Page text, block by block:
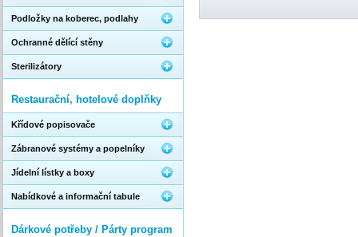
Podložky na koberec, podlahy
Ochranné dělící stěny
Sterilizátory
Restaurační, hotelové doplňky
Křídové popisovače
Zábranové systémy a popelníky
Jídelní lístky a boxy
Nabídkové a informační tabule
Dárkové potřeby / Párty program